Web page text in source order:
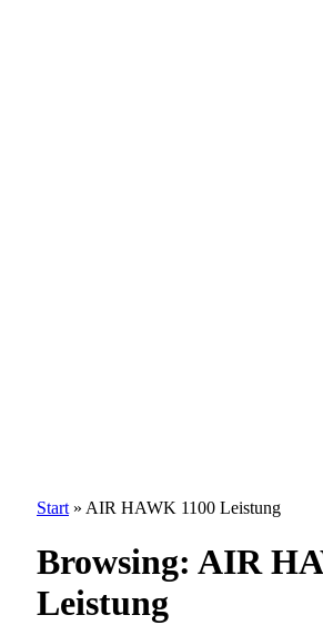
Start » AIR HAWK 1100 Leistung
Browsing: AIR
Leistung